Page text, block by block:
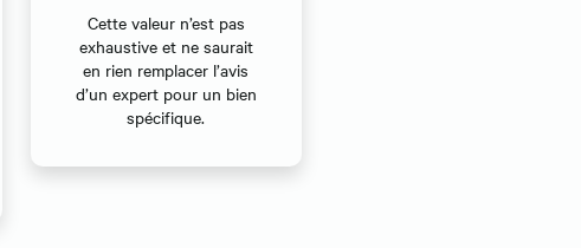
Cette valeur n’est pas
exhaustive et ne saurait
en rien remplacer l’avis
d’un expert pour un bien
spécifique.